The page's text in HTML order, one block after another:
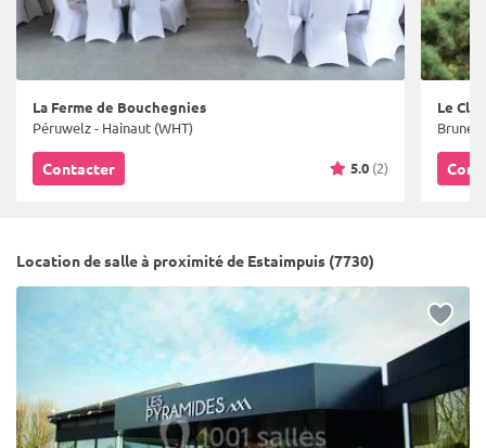
La Ferme de Bouchegnies
Péruwelz - Hainaut (WHT)
Contacter 5.0 (2)
Le
Location de salle à proximité de Estaimpuis (7730)